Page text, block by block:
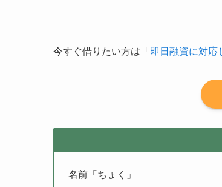
今すぐ借りたい方は「 即日融資に対応
名前「ちょく」